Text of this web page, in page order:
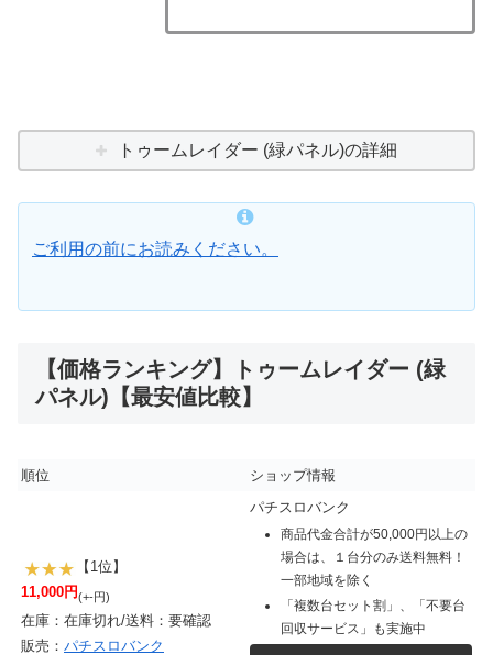
トゥームレイダー (緑パネル)の詳細
ご利用の前にお読みください。
【価格ランキング】トゥームレイダー (緑
パネル)【最安値比較】
順位 ショップ情報
【1位】
11,000円(+-円)
在庫：在庫切れ/送料：要確認
販売： パチスロバンク
パチスロバンク
商品代金合計が50,000円以上の
場合は、１台分のみ送料無料！
一部地域を除く
「複数台セット割」、「不要台
回収サービス」も実施中